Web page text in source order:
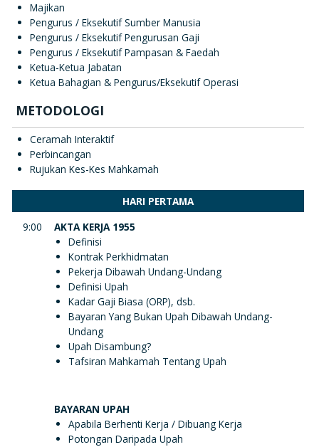
Majikan
Pengurus / Eksekutif Sumber Manusia
Pengurus / Eksekutif Pengurusan Gaji
Pengurus / Eksekutif Pampasan & Faedah
Ketua-Ketua Jabatan
Ketua Bahagian & Pengurus/Eksekutif Operasi
METODOLOGI
Ceramah Interaktif
Perbincangan
Rujukan Kes-Kes Mahkamah
HARI PERTAMA
9:00
AKTA KERJA 1955
Definisi
Kontrak Perkhidmatan
Pekerja Dibawah Undang-Undang
Definisi Upah
Kadar Gaji Biasa (ORP), dsb.
Bayaran Yang Bukan Upah Dibawah Undang-
Undang
Upah Disambung?
Tafsiran Mahkamah Tentang Upah
BAYARAN UPAH
Apabila Berhenti Kerja / Dibuang Kerja
Potongan Daripada Upah